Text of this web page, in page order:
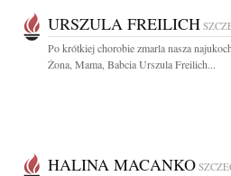
URSZULA FREILICH
Po krótkiej chorobie zmarla nasza
Żona, Mama, Babcia Urszula Freilich...
HALINA MACANKO